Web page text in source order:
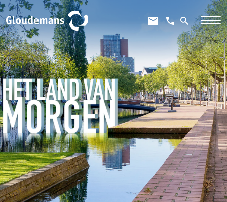
Expertises
Gebiedsontwikkeling
Gebiedseconomie
Grondstrategie en -verwerving
Taxaties overheid
Taxaties zakelijk
Schadevergoedingsrecht
Rentmeesterij
Transities